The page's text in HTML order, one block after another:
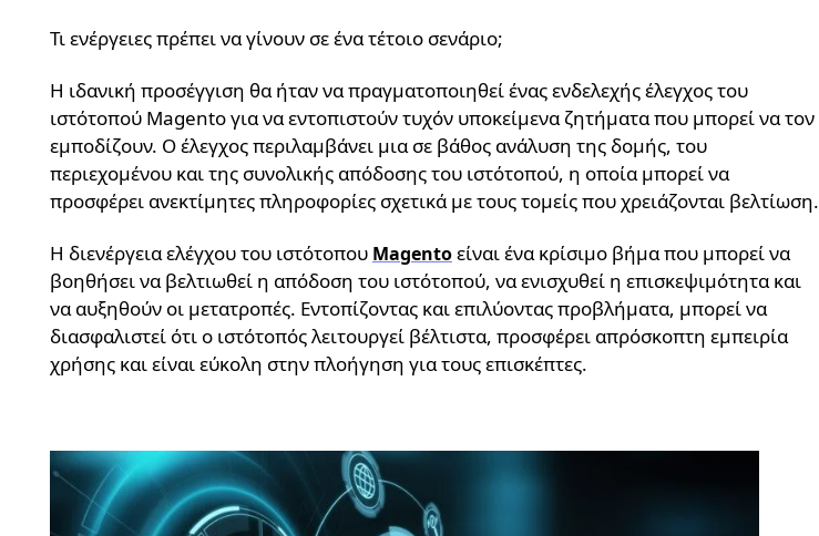
Τι ενέργειες πρέπει να γίνουν σε ένα τέτοιο σενάριο;
Η ιδανική προσέγγιση θα ήταν να πραγματοποιηθεί ένας ενδελεχής έλεγχος του
ιστότοπού Magento για να εντοπιστούν τυχόν υποκείμενα ζητήματα που μπορεί να τον
εμποδίζουν. Ο έλεγχος περιλαμβάνει μια σε βάθος ανάλυση της δομής, του
περιεχομένου και της συνολικής απόδοσης του ιστότοπού, η οποία μπορεί να
προσφέρει ανεκτίμητες πληροφορίες σχετικά με τους τομείς που χρειάζονται βελτίωση.
Η διενέργεια ελέγχου του ιστότοπου Magentoείναι ένα κρίσιμο βήμα που μπορεί να
βοηθήσει να βελτιωθεί η απόδοση του ιστότοπού, να ενισχυθεί η επισκεψιμότητα και
να αυξηθούν οι μετατροπές. Εντοπίζοντας και επιλύοντας προβλήματα, μπορεί να
διασφαλιστεί ότι ο ιστότοπός λειτουργεί βέλτιστα, προσφέρει απρόσκοπτη εμπειρία
χρήσης και είναι εύκολη στην πλοήγηση για τους επισκέπτες.